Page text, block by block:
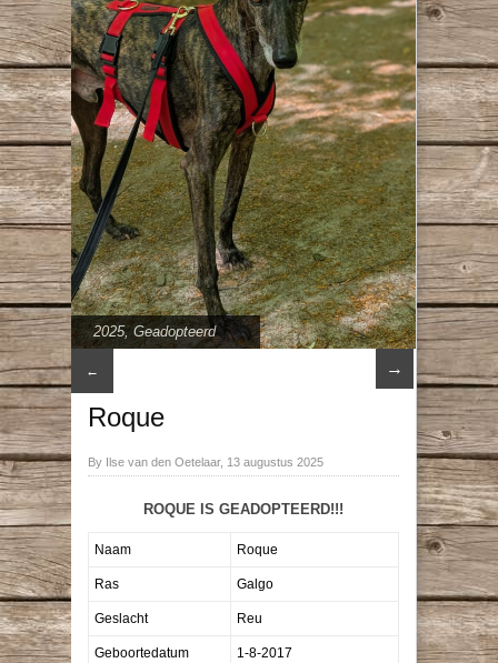
2025, Geadopteerd
← →
Roque
By Ilse van den Oetelaar, 13 augustus 2025
ROQUE IS GEADOPTEERD!!!
Naam Roque
Ras Galgo
Geslacht Reu
Geboortedatum 1-8-2017